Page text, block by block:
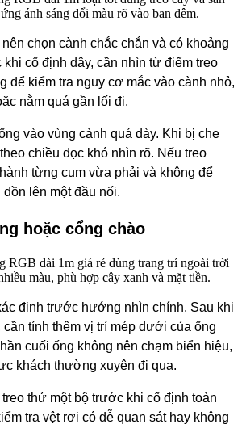
chọn cành chắc chắn và có khoảng
cố định dây, cần nhìn từ điểm treo
để kiểm tra nguy cơ mắc vào cành nhỏ,
nằm quá gần lối đi.
vào vùng cành quá dày. Khi bị che
chiều dọc khó nhìn rõ. Nếu treo
từng cụm vừa phải và không để
lên một đầu nối.
hoặc cổng chào
định trước hướng nhìn chính. Sau khi
cần tính thêm vị trí mép dưới của ống
cuối ống không nên chạm biển hiệu,
khách thường xuyên đi qua.
thử một bộ trước khi cố định toàn
tra vệt rơi có dễ quan sát hay không